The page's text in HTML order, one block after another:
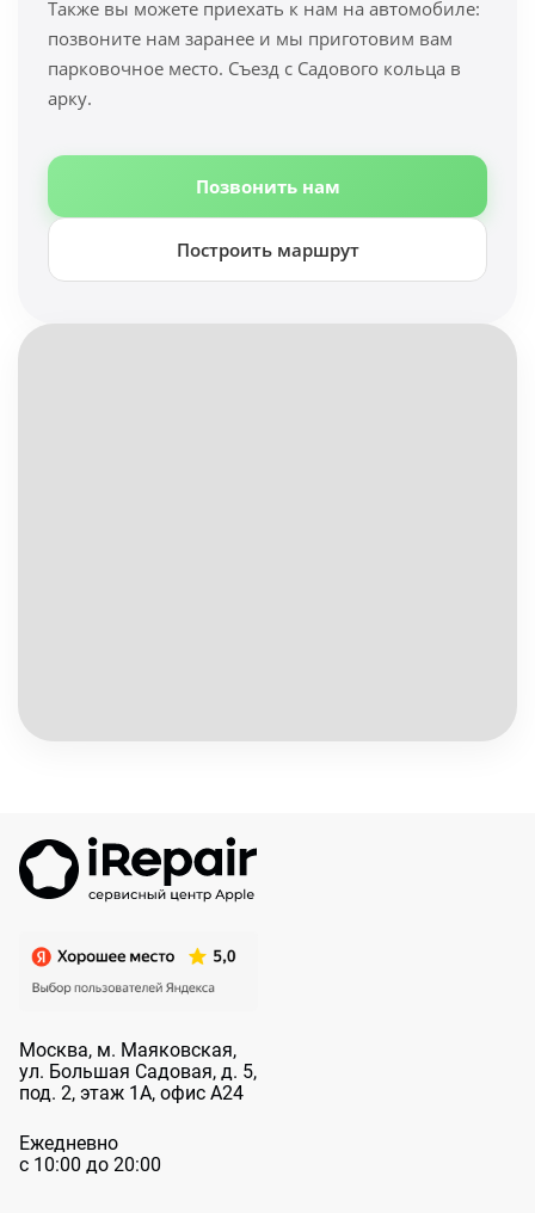
Также вы можете приехать к нам на автомобиле:
позвоните нам заранее и мы приготовим вам
парковочное место. Съезд с Садового кольца в
арку.
Позвонить нам
Построить маршрут
Москва, м. Маяковская,
ул. Большая Садовая, д. 5,
под. 2, этаж 1А, офис А24
Ежедневно
с 10:00 до 20:00